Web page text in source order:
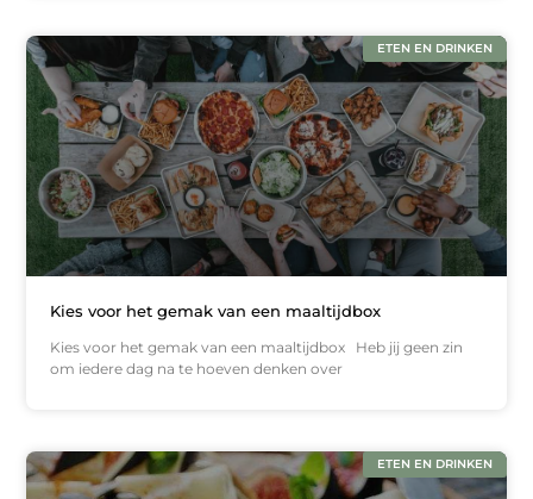
ETEN EN DRINKEN
Kies voor het gemak van een maaltijdbox
Kies voor het gemak van een maaltijdbox Heb jij geen zin
om iedere dag na te hoeven denken over
ETEN EN DRINKEN